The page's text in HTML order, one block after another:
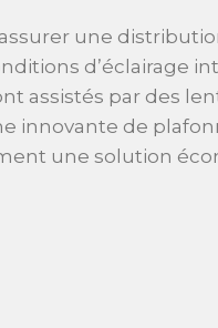
une
d’éclairage
assistés par des
innovante de
une solution